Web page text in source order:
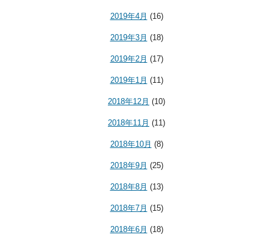
2019年4月 (16)
2019年3月 (18)
2019年2月 (17)
2019年1月 (11)
2018年12月 (10)
2018年11月 (11)
2018年10月 (8)
2018年9月 (25)
2018年8月 (13)
2018年7月 (15)
2018年6月 (18)